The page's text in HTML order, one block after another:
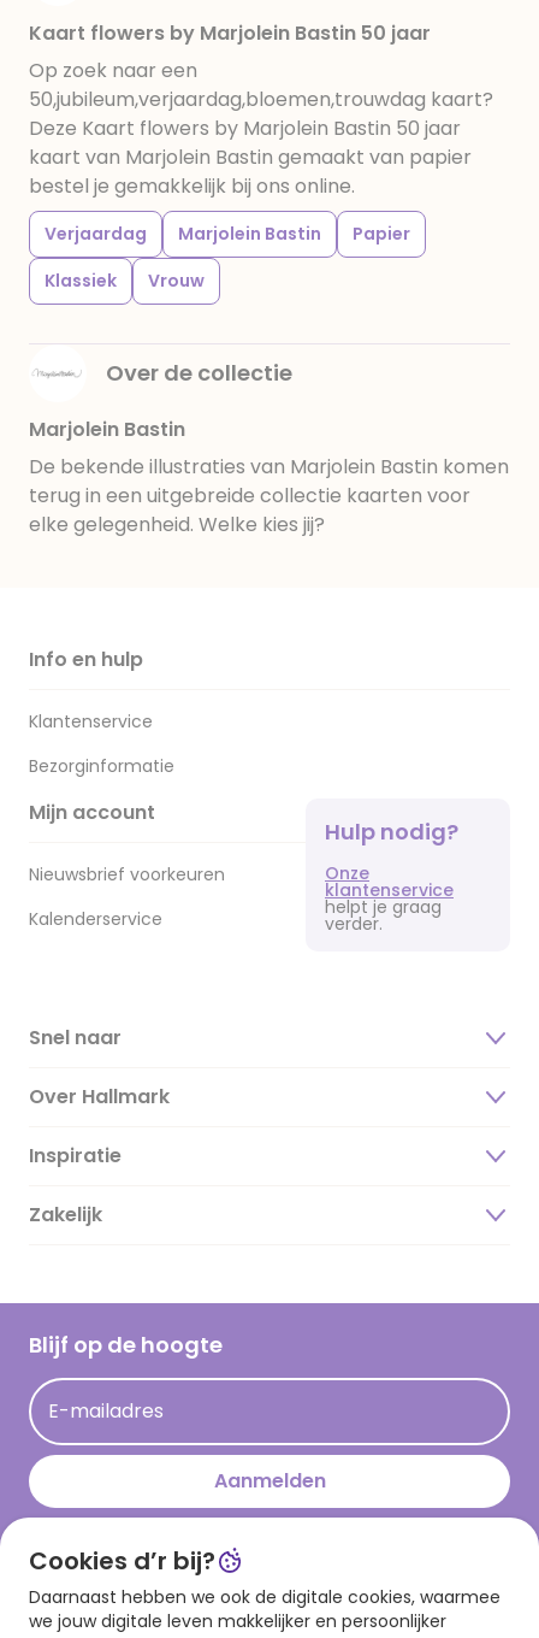
Kaart flowers by Marjolein Bastin 50 jaar
Op zoek naar een
50,jubileum,verjaardag,bloemen,trouwdag kaart?
Deze Kaart flowers by Marjolein Bastin 50 jaar
kaart van Marjolein Bastin gemaakt van papier
bestel je gemakkelijk bij ons online.
Verjaardag Marjolein Bastin
Papier
Klassiek
Vrouw
Over de collectie
Marjolein Bastin
De bekende illustraties van Marjolein Bastin komen
terug in een uitgebreide collectie kaarten voor
elke gelegenheid. Welke kies jij?
Info en hulp
Klantenservice
Bezorginformatie
Mijn account
Nieuwsbrief voorkeuren
Kalenderservice
Hulp nodig?
Onze
klantenservice
helpt je graag
verder.
Snel naar
Over Hallmark
Over ons
Duurzaamheid
Hallmark Kaartclub
Acties
Persberichten
Hallmark en Kinderpostzegels
Inspiratie
Magazine
Cadeau inspiratie
Kaartinspiratie
Zakelijk
Blijf op de hoogte
E-mailadres
Aanmelden
Download onze app
Cookies d’r bij?
Daarnaast hebben we ook de digitale cookies, waarmee
we jouw digitale leven makkelijker en persoonlijker